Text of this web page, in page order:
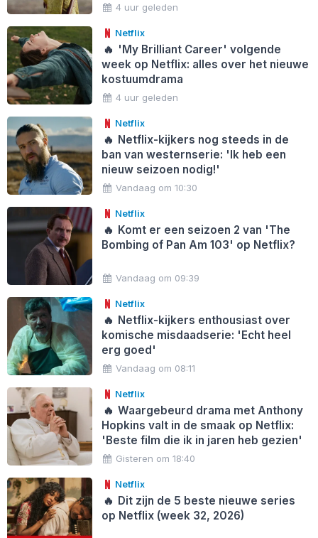
4 uur geleden
Netflix
🔥 'My Brilliant Career' volgende
week op Netflix: alles over het nieuwe
kostuumdrama
4 uur geleden
Netflix
🔥 Netflix-kijkers nog steeds in de
ban van westernserie: 'Ik heb een
nieuw seizoen nodig!'
Vandaag om 10:30
Netflix
🔥 Komt er een seizoen 2 van 'The
Bombing of Pan Am 103' op Netflix?
Vandaag om 09:39
Netflix
🔥 Netflix-kijkers enthousiast over
komische misdaadserie: 'Echt heel
erg goed'
Vandaag om 08:11
Netflix
🔥 Waargebeurd drama met Anthony
Hopkins valt in de smaak op Netflix:
'Beste film die ik in jaren heb gezien'
Gisteren om 18:40
Netflix
🔥 Dit zijn de 5 beste nieuwe series
op Netflix (week 32, 2026)